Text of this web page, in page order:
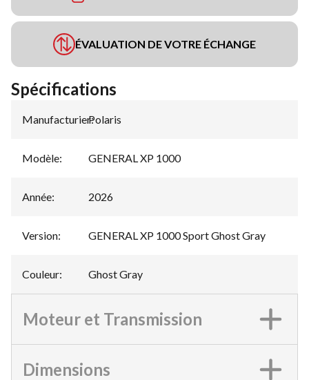
ÉVALUATION DE VOTRE ÉCHANGE
Spécifications
Manufacturier:
Polaris
Modèle: GENERAL XP 1000
Année: 2026
Version: GENERAL XP 1000 Sport Ghost Gray
Couleur: Ghost Gray
Moteur et Transmission
Dimensions